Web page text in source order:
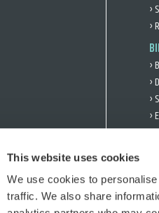
This website uses cookies
We use cookies to
traffic. We also share
no
›
›
›
›
›
›
›